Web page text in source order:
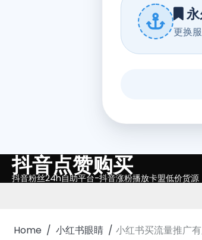
Skip抖音点赞购买
抖音粉丝24h自助平台-抖音涨粉播放卡盟低价货源
Home 小红书眼睛 小红书买流量推广